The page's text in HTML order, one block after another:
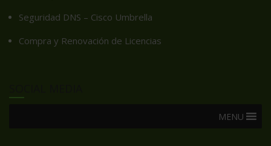
Seguridad DNS – Cisco Umbrella
Compra y Renovación de Licencias
MENU